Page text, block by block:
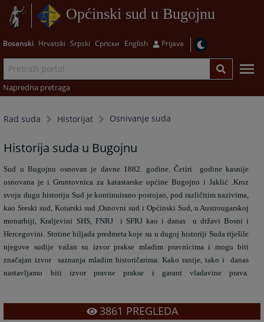
Općinski sud u Bugojnu
Bosanski Hrvatski Srpski Српски English Prijava
Napredna pretraga
Rad suda Historijat Osnivanje suda
Historija suda u Bugojnu
Sud u Bugojnu osnovan je davne 1882. godine. Četiri
godine kasnije
osnovana je i Gruntovnica za katastarske općine Bugojno i Jaklić .Kroz
svoju dugu historiju Sud je kontinuirano postojao, pod različitim nazivima,
kao Sreski sud, Kotarski sud ,Osnovni sud i Općinski Sud, u Austrougarskoj
monarhiji, Kraljevini SHS, FNRJ
i SFRJ kao i danas
u državi Bosni i
Hercegovini. Stotine hiljada predmeta koje su u dugoj historiji Suda riješile
njegove sudije važan su izvor prakse mladim pravnicima i mogu biti
značajan izvor
saznanja mladim historičarima. Kako ranije, tako i
danas
nastavljamo biti izvor pravne prakse i garant vladavine prava.
3861 PREGLEDA